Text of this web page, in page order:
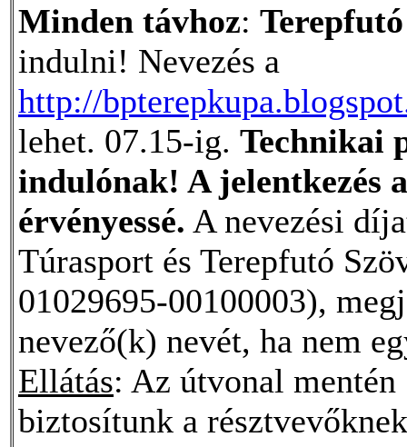
Minden távhoz:
indulni! Nevezés a
http://
lehet. 07.15-ig. Technikai
indulónak! A jelentkezés
érvényessé. A nevezési
Túrasport és Terepfutó
01029695-00100003),
nevező(k) nevét, ha nem
Ellátás: Az útvonal
biztosítunk a